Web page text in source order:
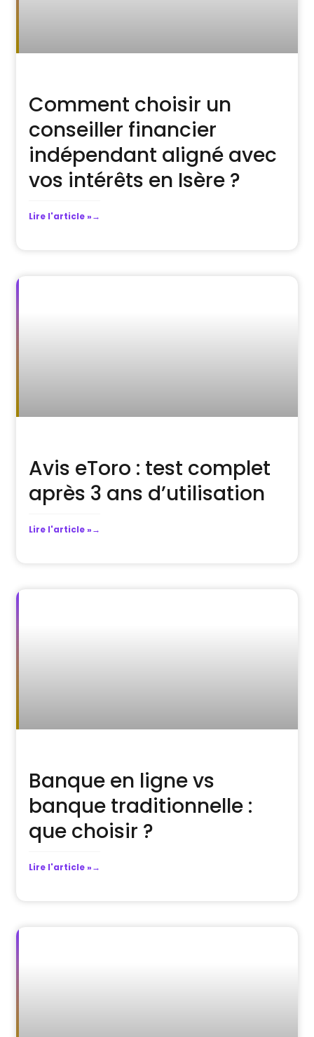
Comment choisir un
conseiller financier
indépendant aligné avec
vos intérêts en Isère ?
Lire l'article »
Avis eToro : test complet
après 3 ans d’utilisation
Lire l'article »
Banque en ligne vs
banque traditionnelle :
que choisir ?
Lire l'article »